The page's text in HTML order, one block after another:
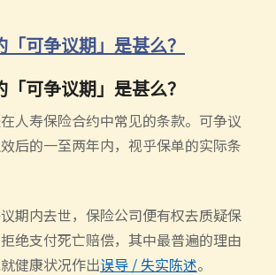
可争议期」是甚么？
可争议期」是甚么？
在人寿保险合约中常见的条款。可争议
后的一至两年内，视乎保单的实际条
期内去世，保险公司便有权去质疑保
绝支付死亡赔偿，其中最普遍的理由
健康状况作出误导 /失实陈述。